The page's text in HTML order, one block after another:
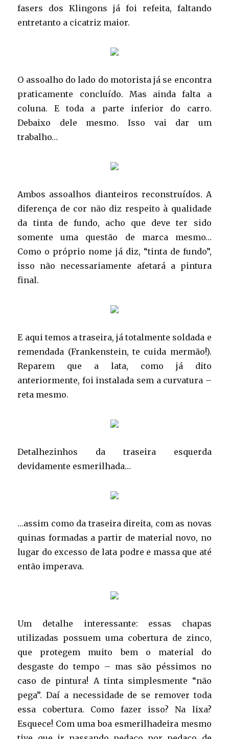
fasers dos Klingons já foi refeita, faltando
entretanto a cicatriz maior.
O assoalho do lado do motorista já se encontra
praticamente concluído. Mas ainda falta a
coluna. E toda a parte inferior do carro.
Debaixo dele mesmo. Isso vai dar um
trabalho…
Ambos assoalhos dianteiros reconstruídos. A
diferença de cor não diz respeito à qualidade
da tinta de fundo, acho que deve ter sido
somente uma questão de marca mesmo…
Como o próprio nome já diz, “tinta de fundo”,
isso não necessariamente afetará a pintura
final.
E aqui temos a traseira, já totalmente soldada e
remendada (Frankenstein, te cuida mermão!).
Reparem que a lata, como já dito
anteriormente, foi instalada sem a curvatura –
reta mesmo.
Detalhezinhos da traseira esquerda
devidamente esmerilhada…
…assim como da traseira direita, com as novas
quinas formadas a partir de material novo, no
lugar do excesso de lata podre e massa que até
então imperava.
Um detalhe interessante: essas chapas
utilizadas possuem uma cobertura de zinco,
que protegem muito bem o material do
desgaste do tempo – mas são péssimos no
caso de pintura! A tinta simplesmente “não
pega”. Daí a necessidade de se remover toda
essa cobertura. Como fazer isso? Na lixa?
Esquece! Com uma boa esmerilhadeira mesmo